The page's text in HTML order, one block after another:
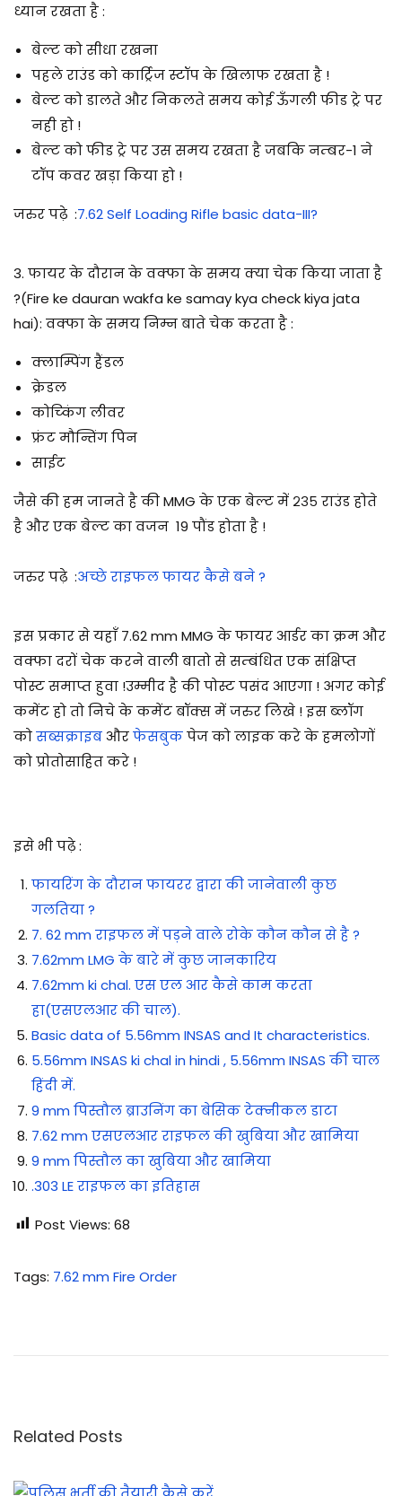
ध्यान रखता है :
बेल्ट को सीधा रखना
पहले राउंड को कार्ट्रिज स्टॉप के खिलाफ रखता है !
बेल्ट को डालते और निकलते समय कोई ऊँगली फीड ट्रे पर
नही हो !
बेल्ट को फीड ट्रे पर उस समय रखता है जबकि नम्बर-1 ने
टॉप कवर खड़ा किया हो !
जरुर पढ़े :7.62 Self Loading Rifle basic data-III?
3. फायर के दौरान के वक्फा के समय क्या चेक किया जाता है
?(Fire ke dauran wakfa ke samay kya check kiya jata
hai): वक्फा के समय निम्न बाते चेक करता है :
क्लाम्पिंग हैंडल
क्रेडल
कोच्किंग लीवर
फ्रंट मौन्तिंग पिन
साईट
जैसे की हम जानते है की MMG के एक बेल्ट में २३५ राउंड होते
है और एक बेल्ट का वजन 19 पौंड होता है !
जरुर पढ़े :अच्छे राइफल फायर कैसे बने ?
इस प्रकार से यहाँ 7.62 mm MMG के फायर आर्डर का क्रम और
वक्फा दरों चेक करने वाली बातो से सम्बंधित एक संक्षिप्त
पोस्ट समाप्त हुवा !उम्मीद है की पोस्ट पसंद आएगा ! अगर कोई
कमेंट हो तो निचे के कमेंट बॉक्स में जरुर लिखे ! इस ब्लॉग
कोसब्सक्राइबऔरफेसबुकपेज को लाइक करे के हमलोगों
को प्रोतोसाहित करे !
इसे भी पढ़े :
फायरिंग के दौरान फायरर द्वारा की जानेवाली कुछ
गलतिया ?
7. 62 mm राइफल में पड़ने वाले रोके कौन कौन से है ?
7.62mm LMG के बारे में कुछ जानकारिय
7.62mm ki chal. एस एल आर कैसे काम करता
हा(एसएलआर की चाल).
Basic data of 5.56mm INSAS and It characteristics.
5.56mm INSAS ki chal in hindi , 5.56mm INSAS की चाल
हिंदी में.
9 mm पिस्तौल ब्राउनिंग का बेसिक टेक्नीकल डाटा
7.62 mm एसएलआर राइफल की खुबिया और खामिया
9 mm पिस्तौल का खुबिया और खामिया
.303 LE राइफल का इतिहास
Post Views: 68
Tags: 7.62 mm Fire Order
m
M
Related Posts